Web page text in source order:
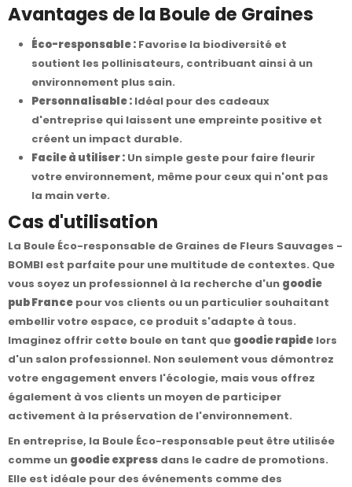
Avantages de la Boule de Graines
Éco-responsable : Favorise la biodiversité et
soutient les pollinisateurs, contribuant ainsi à un
environnement plus sain.
Personnalisable : Idéal pour des cadeaux
d'entreprise qui laissent une empreinte positive et
créent un impact durable.
Facile à utiliser : Un simple geste pour faire fleurir
votre environnement, même pour ceux qui n'ont pas
la main verte.
Cas d'utilisation
La Boule Éco-responsable de Graines de Fleurs Sauvages -
BOMBI est parfaite pour une multitude de contextes. Que
vous soyez un professionnel à la recherche d'un goodie
pub France pour vos clients ou un particulier souhaitant
embellir votre espace, ce produit s'adapte à tous.
Imaginez offrir cette boule en tant que goodie rapide lors
d'un salon professionnel. Non seulement vous démontrez
votre engagement envers l'écologie, mais vous offrez
également à vos clients un moyen de participer
activement à la préservation de l'environnement.
En entreprise, la Boule Éco-responsable peut être utilisée
comme un goodie express dans le cadre de promotions.
Elle est idéale pour des événements comme des